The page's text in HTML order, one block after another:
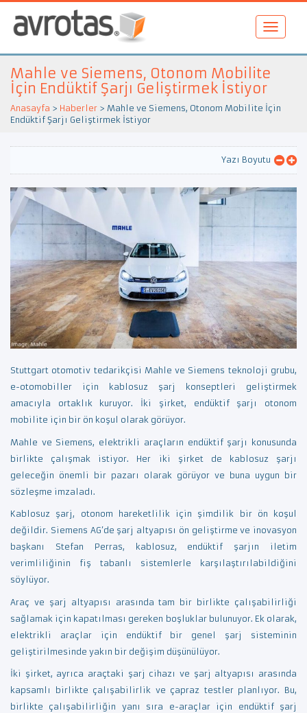
Mahle ve Siemens, Otonom Mobilite
İçin Endüktif Şarjı Geliştirmek İstiyor
Anasayfa > Haberler > Mahle ve Siemens, Otonom Mobilite İçin
Endüktif Şarjı Geliştirmek İstiyor
Yazı Boyutu
Stuttgart otomotiv tedarikçisi Mahle ve Siemens teknoloji grubu,
e-otomobiller için kablosuz şarj konseptleri geliştirmek
amacıyla ortaklık kuruyor. İki şirket, endüktif şarjı otonom
mobilite için bir ön koşul olarak görüyor.
Mahle ve Siemens, elektrikli araçların endüktif şarjı konusunda
birlikte çalışmak istiyor. Her iki şirket de kablosuz şarjı
geleceğin önemli bir pazarı olarak görüyor ve buna uygun bir
sözleşme imzaladı.
Kablosuz şarj, otonom hareketlilik için şimdilik bir ön koşul
değildir. Siemens AG’de şarj altyapısı ön geliştirme ve inovasyon
başkanı Stefan Perras, kablosuz, endüktif şarjın iletim
verimliliğinin fiş tabanlı sistemlerle karşılaştırılabildiğini
söylüyor.
Araç ve şarj altyapısı arasında tam bir birlikte çalışabilirliği
sağlamak için kapatılması gereken boşluklar bulunuyor. Ek olarak,
elektrikli araçlar için endüktif bir genel şarj sisteminin
geliştirilmesinde yakın bir değişim düşünülüyor.
İki şirket, ayrıca araçtaki şarj cihazı ve şarj altyapısı arasında
kapsamlı birlikte çalışabilirlik ve çapraz testler planlıyor. Bu,
birlikte çalışabilirliğin yanı sıra e-araçlar için endüktif şarj